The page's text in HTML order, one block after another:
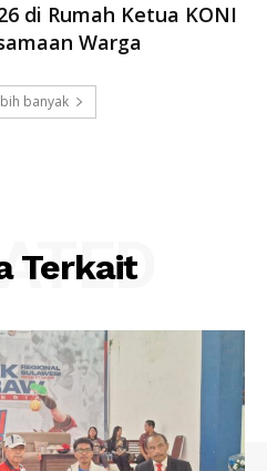
di Rumah Ketua KONI
Warga
banyak
Terkait